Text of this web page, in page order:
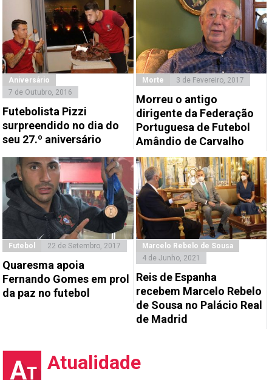
Aniversário
7 de Outubro, 2016
Futebolista Pizzi
surpreendido no dia do
seu 27.º aniversário
Morte 3 de Fevereiro, 2017
Morreu o antigo
dirigente da Federação
Portuguesa de Futebol
Amândio de Carvalho
Futebol 22 de Setembro, 2017
Quaresma apoia
Fernando Gomes em prol
da paz no futebol
Marcelo Rebelo de Sousa
4 de Junho, 2021
Reis de Espanha
recebem Marcelo Rebelo
de Sousa no Palácio Real
de Madrid
Atualidade